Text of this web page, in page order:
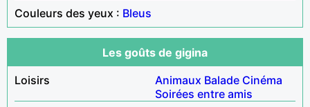
Couleurs des yeux : Bleus
Les goûts de gigina
Loisirs
Animaux Balade Cinéma
Soirées entre amis